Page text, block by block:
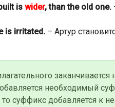
is wider, than the old one.
is irritated. – Артур
заканчивается
необходимый
то суффикс добавляется к